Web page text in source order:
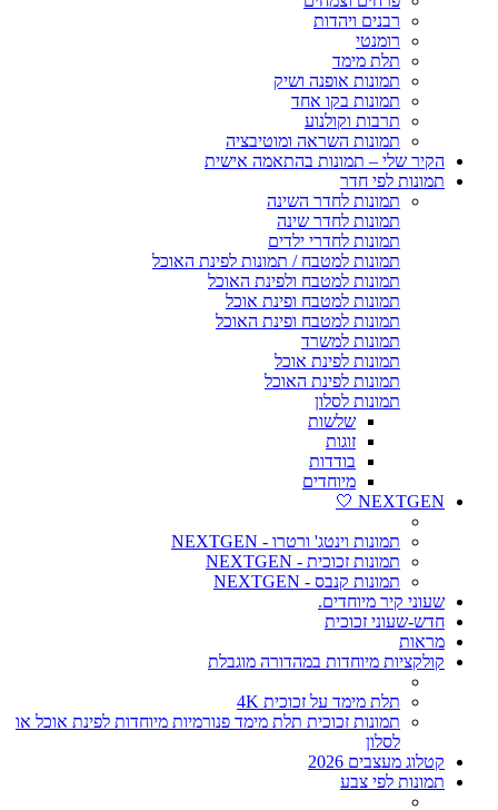
רבנים ויהדות
רומנטי
תלת מימד
תמונות אופנה ושיק
תמונות בקו אחד
תרבות וקולנוע
תמונות השראה ומוטיבציה
הקיר שלי – תמונות בהתאמה אישית
תמונות לפי חדר
תמונות לחדר השינה
תמונות לחדר שינה
תמונות לחדרי ילדים
תמונות למטבח / תמונות לפינת האוכל
תמונות למטבח ולפינת האוכל
תמונות למטבח ופינת אוכל
תמונות למטבח ופינת האוכל
תמונות למשרד
תמונות לפינת אוכל
תמונות לפינת האוכל
תמונות לסלון
שלשות
זוגות
בודדות
מיוחדים
NEXTGEN 🤍
תמונות וינטג' ורטרו - NEXTGEN
תמונות זכוכית - NEXTGEN
תמונות קנבס - NEXTGEN
שעוני קיר מיוחדים.
חדש-שעוני זכוכית
מראות
קולקציות מיוחדות במהדורה מוגבלת
תלת מימד על זכוכית 4K
תמונות זכוכית תלת מימד פנורמיות מיוחדות לפינת אוכל או
לסלון
קטלוג מעצבים 2026
תמונות לפי צבע